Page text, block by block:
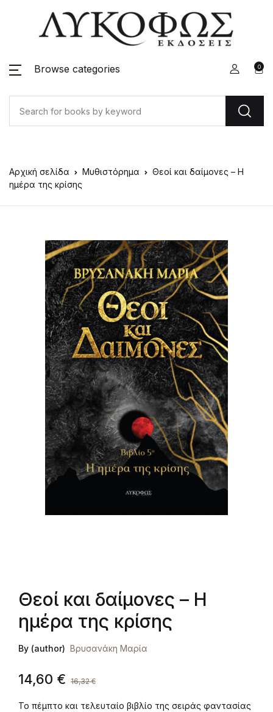
Browse categories 0
Αρχική σελίδα Μυθιστόρημα
Θεοί και δαίμονες – Η
ημέρα της κρίσης
Θεοί και δαίμονες – Η
ημέρα της κρίσης
By (author) Βρυσανάκη Μαρία
14,60 € 16,32€
Το πέμπτο και τελευταίο βιβλίο της σειράς φαντασίας